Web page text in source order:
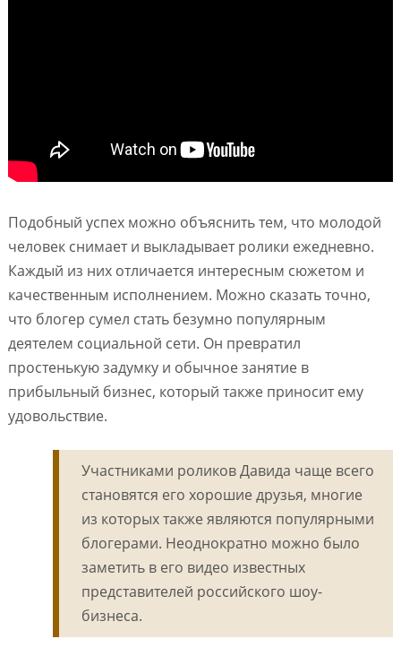
Подобный успех можно объяснить тем, что молодой
человек снимает и выкладывает ролики ежедневно.
Каждый из них отличается интересным сюжетом и
качественным исполнением. Можно сказать точно,
что блогер сумел стать безумно популярным
деятелем социальной сети. Он превратил
простенькую задумку и обычное занятие в
прибыльный бизнес, который также приносит ему
удовольствие.
Участниками роликов Давида чаще всего
становятся его хорошие друзья, многие
из которых также являются популярными
блогерами. Неоднократно можно было
заметить в его видео известных
представителей российского шоу-
бизнеса.